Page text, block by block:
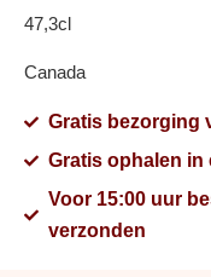
47,3cl
Canada
Gratis bezorging
Gratis ophalen in
Voor 15:00 uur
verzonden